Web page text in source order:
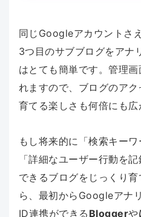
同じGoogleアカウントさ
3つ目のサブブログをアナ
はとても簡単です。管理
れますので、ブログのア
育てる楽しさも何倍にも広
もし将来的に「検索キーワ
「詳細なユーザー行動を
できるブログをじっくり
ら、最初からGoogleアナ
ID連携ができる Bloggerや